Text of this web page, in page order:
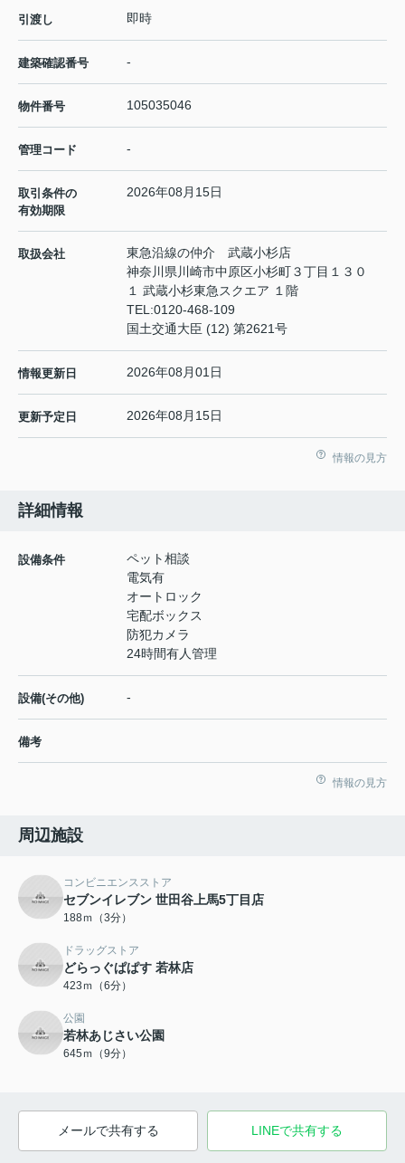
引渡し 即時
建築確認番号 -
物件番号 105035046
管理コード -
取引条件の
有効期限
2026年08月15日
取扱会社
東急沿線の仲介 武蔵小杉店
神奈川県川崎市中原区小杉町３丁目１３０
１ 武蔵小杉東急スクエア １階
TEL:0120-468-109
国土交通大臣 (12) 第2621号
情報更新日 2026年08月01日
更新予定日 2026年08月15日
情報の見方
詳細情報
設備条件
ペット相談
電気有
オートロック
宅配ボックス
防犯カメラ
24時間有人管理
設備(その他) -
備考
情報の見方
周辺施設
コンビニエンスストア
セブンイレブン 世田谷上馬5丁目店
188ｍ（3分）
ドラッグストア
どらっぐぱぱす 若林店
423ｍ（6分）
公園
若林あじさい公園
645ｍ（9分）
メールで共有する LINEで共有する